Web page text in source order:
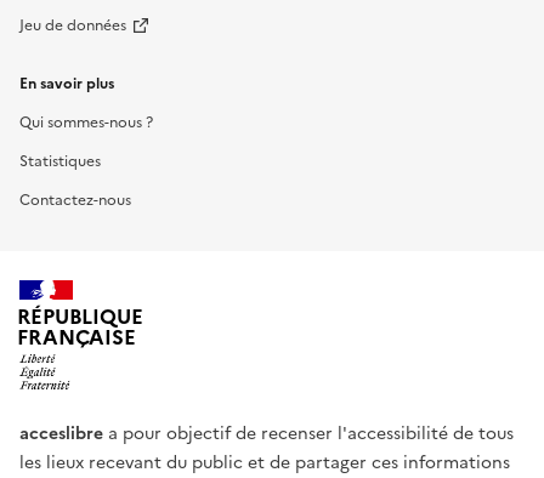
Jeu de données
En savoir plus
Qui sommes-nous ?
Statistiques
Contactez-nous
RÉPUBLIQUE
FRANÇAISE
acceslibre a pour objectif de recenser l'accessibilité de tous
les lieux recevant du public et de partager ces informations